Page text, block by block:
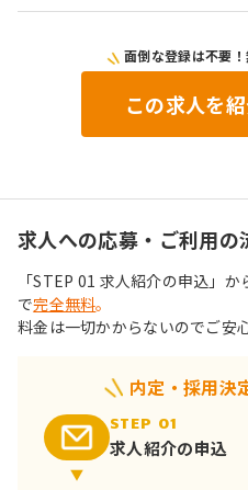
面倒な登録は不要
この求人を
求人への応募・ご利用の
「STEP 01 求人紹介の申込」
で完全無料。
料金は一切かからないのでご安
内定・採用決
STEP 01
求人紹介の申込